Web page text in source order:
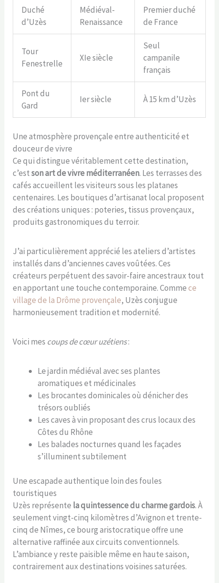
Duché
d’Uzès
Médiéval-
Renaissance
Premier duché
de France
Tour
Fenestrelle
XIe siècle
Seul
campanile
français
Pont du
Gard
Ier siècle À 15 km d’Uzès
Une atmosphère provençale entre authenticité et
douceur de vivre
Ce qui distingue véritablement cette destination,
c’estson art de vivre méditerranéen. Les terrasses des
cafés accueillent les visiteurs sous les platanes
centenaires. Les boutiques d’artisanat local proposent
des créations uniques : poteries, tissus provençaux,
produits gastronomiques du terroir.
J’ai particulièrement apprécié les ateliers d’artistes
installés dans d’anciennes caves voûtées. Ces
créateurs perpétuent des savoir-faire ancestraux tout
en apportant une touche contemporaine. Commece
village de la Drôme provençale, Uzès conjugue
harmonieusement tradition et modernité.
Voici mes coups de cœur uzétiens:
Le jardin médiéval avec ses plantes
aromatiques et médicinales
Les brocantes dominicales où dénicher des
trésors oubliés
Les caves à vin proposant des crus locaux des
Côtes du Rhône
Les balades nocturnes quand les façades
s’illuminent subtilement
Une escapade authentique loin des foules
touristiques
Uzès représente la quintessence du charme gardois. À
seulement vingt-cinq kilomètres d’Avignon et trente-
cinq de Nîmes, ce bourg aristocratique offre une
alternative raffinée aux circuits conventionnels.
L’ambiance y reste paisible même en haute saison,
contrairement aux destinations voisines saturées.